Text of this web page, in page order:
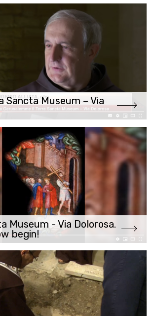
Sancta Museum – Via
Museum - Via Dolorosa.
begin!